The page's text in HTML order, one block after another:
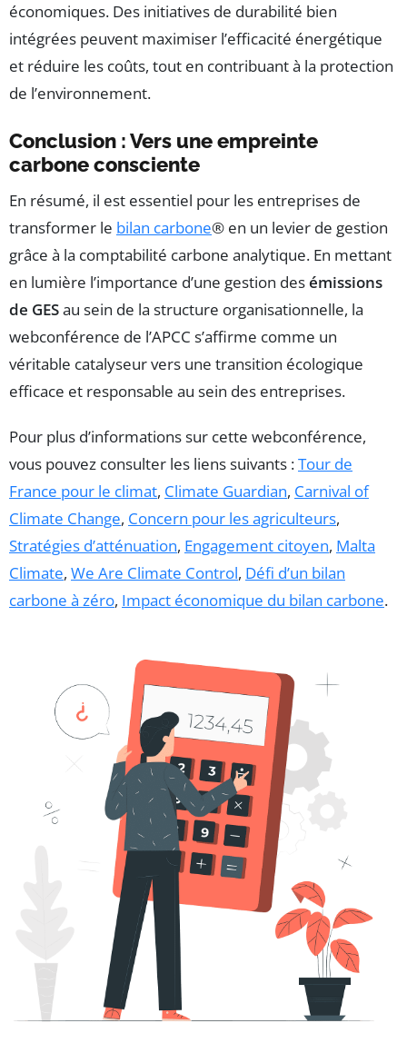
économiques. Des initiatives de durabilité bien
intégrées peuvent maximiser l’efficacité énergétique
et réduire les coûts, tout en contribuant à la protection
de l’environnement.
Conclusion : Vers une empreinte
carbone consciente
En résumé, il est essentiel pour les entreprises de
transformer le bilan carbone® en un levier de gestion
grâce à la comptabilité carbone analytique. En mettant
en lumière l’importance d’une gestion desémissions
de GESau sein de la structure organisationnelle, la
webconférence de l’APCC s’affirme comme un
véritable catalyseur vers une transition écologique
efficace et responsable au sein des entreprises.
Pour plus d’informations sur cette webconférence,
vous pouvez consulter les liens suivants :Tour de
France pour le climat, Climate Guardian, Carnival of
Climate Change, Concern pour les agriculteurs,
Stratégies d’atténuation, Engagement citoyen, Malta
Climate, We Are Climate Control, Défi d’un bilan
carbone à zéro, Impact économique du bilan carbone.